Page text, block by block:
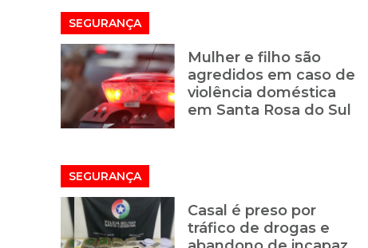
SEGURANÇA
Mulher e filho são
agredidos em caso de
violência doméstica
em Santa Rosa do Sul
SEGURANÇA
Casal é preso por
tráfico de drogas e